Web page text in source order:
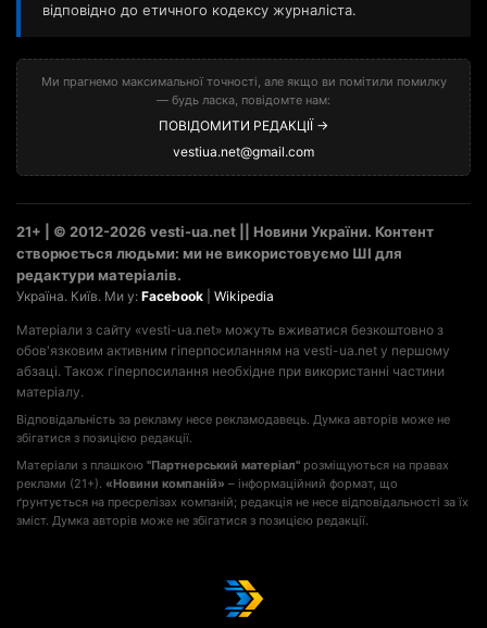
відповідно до етичного кодексу журналіста.
Ми прагнемо максимальної точності, але якщо ви помітили помилку
— будь ласка, повідомте нам:
ПОВІДОМИТИ РЕДАКЦІЇ →
vestiua.net@gmail.com
21+ | © 2012-2026 vesti-ua.net || Новини України. Контент
створюється людьми: ми не використовуємо ШІ для
редактури матеріалів.
Україна. Київ. Ми у: Facebook Wikipedia
Матеріали з сайту «vesti-ua.net» можуть вживатися безкоштовно з
обов'язковим активним гіперпосиланням на vesti-ua.net у першому
абзаці. Також гіперпосилання необхідне при використанні частини
матеріалу.
Відповідальність за рекламу несе рекламодавець. Думка авторів може не
збігатися з позицією редакції.
Матеріали з плашкою "Партнерський матеріал" розміщуються на правах
реклами (21+). «Новини компаній» – інформаційний формат, що
ґрунтується на пресрелізах компаній; редакція не несе відповідальності за їх
зміст. Думка авторів може не збігатися з позицією редакції.